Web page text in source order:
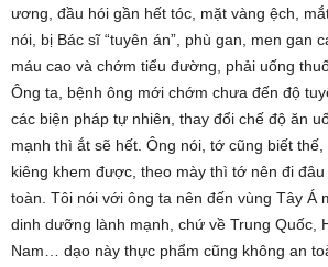
ương, đầu hói gần hết tóc, mặt vàng ệch,
nói, bị Bác sĩ “tuyên án”, phù gan, men gan
máu cao và chớm tiểu đường, phải uống
Ông ta, bệnh ông mới chớm chưa đến độ
các biện pháp tự nhiên, thay đổi chế độ ăn
mạnh thì ắt sẽ hết. Ông nói, tớ cũng biết
kiêng khem được, theo mày thì tớ nên đi
toàn. Tôi nói với ông ta nên đến vùng Tây Á
dinh dưỡng lành mạnh, chứ về Trung Quốc,
Nam… dạo này thực phẩm cũng không an